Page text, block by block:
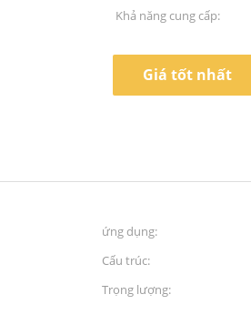
toán:
Khả năng cung cấp:
Giá tốt nhất
ứng dụng:
Cấu trúc:
Trọng lượng: